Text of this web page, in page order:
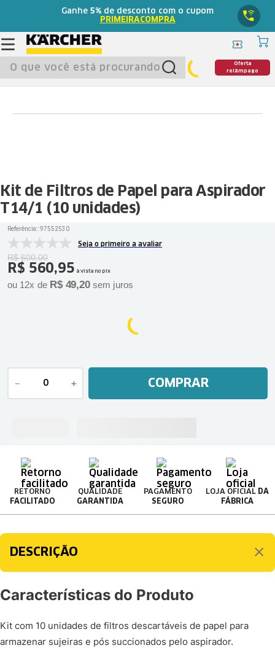
Ganhe 5% de desconto com o cupom
PRIMEIRACOMPRA
O que você está procurando?
Oferta
relâmpago
Kit de Filtros de Papel para Aspirador
T14/1 (10 unidades)
Referência::97552530
Seja o primeiro a avaliar
R$ 600,00
R$ 560,95 à vista no pix
ou 12x de R$ 49,20 sem juros
＋
－ COMPRAR
RETORNO
FACILITADO
QUALIDADE
GARANTIDA
PAGAMENTO
SEGURO
LOJA OFICIAL DA
FÁBRICA
DESCRIÇÃO
Características do Produto
Kit com 10 unidades de filtros descartáveis de papel para
armazenar sujeiras e pós succionados pelo aspirador.